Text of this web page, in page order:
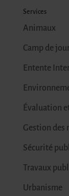
Services
Animaux
Camp de
Entente
Évaluation
Gestion des
Sécurité
Travaux
Urbanisme